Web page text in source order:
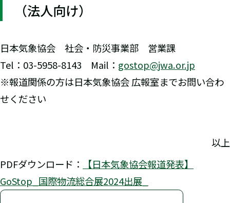
（法人向け）
日本気象協会 社会・防災事業部 営業課
Tel：03-5958-8143 Mail： gostop@jwa.or.jp
※報道関係の方は日本気象協会 広報室までお問い合わ
せください
以上
PDFダウンロード：
【日本気象協会報道発表】
GoStop_国際物流総合展2024出展_